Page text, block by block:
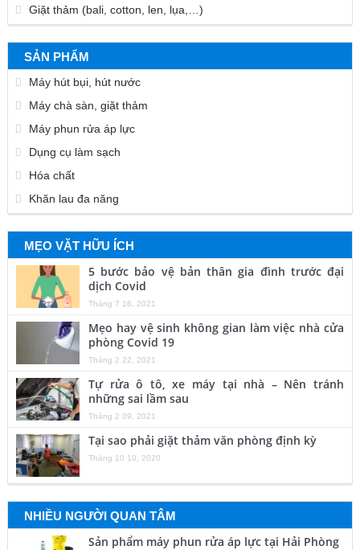
Giặt thảm (bali, cotton, len, lụa,…)
SẢN PHẨM
Máy hút bụi, hút nước
Máy chà sàn, giặt thảm
Máy phun rửa áp lực
Dụng cụ làm sạch
Hóa chất
Khăn lau đa năng
MẸO VẶT HỮU ÍCH
5 bước bảo vệ bản thân gia đình trước đại
dịch Covid
Tháng 7 16, 2021
Mẹo hay vệ sinh không gian làm việc nhà cửa
phòng Covid 19
Tháng 2 22, 2021
Tự rửa ô tô, xe máy tại nhà – Nên tránh
những sai lầm sau
Tháng 2 09, 2021
Tại sao phải giặt thảm văn phòng định kỳ
Tháng 10 10, 2020
NHIỀU NGƯỜI QUAN TÂM
Sản phẩm máy phun rửa áp lực tại Hải Phòng